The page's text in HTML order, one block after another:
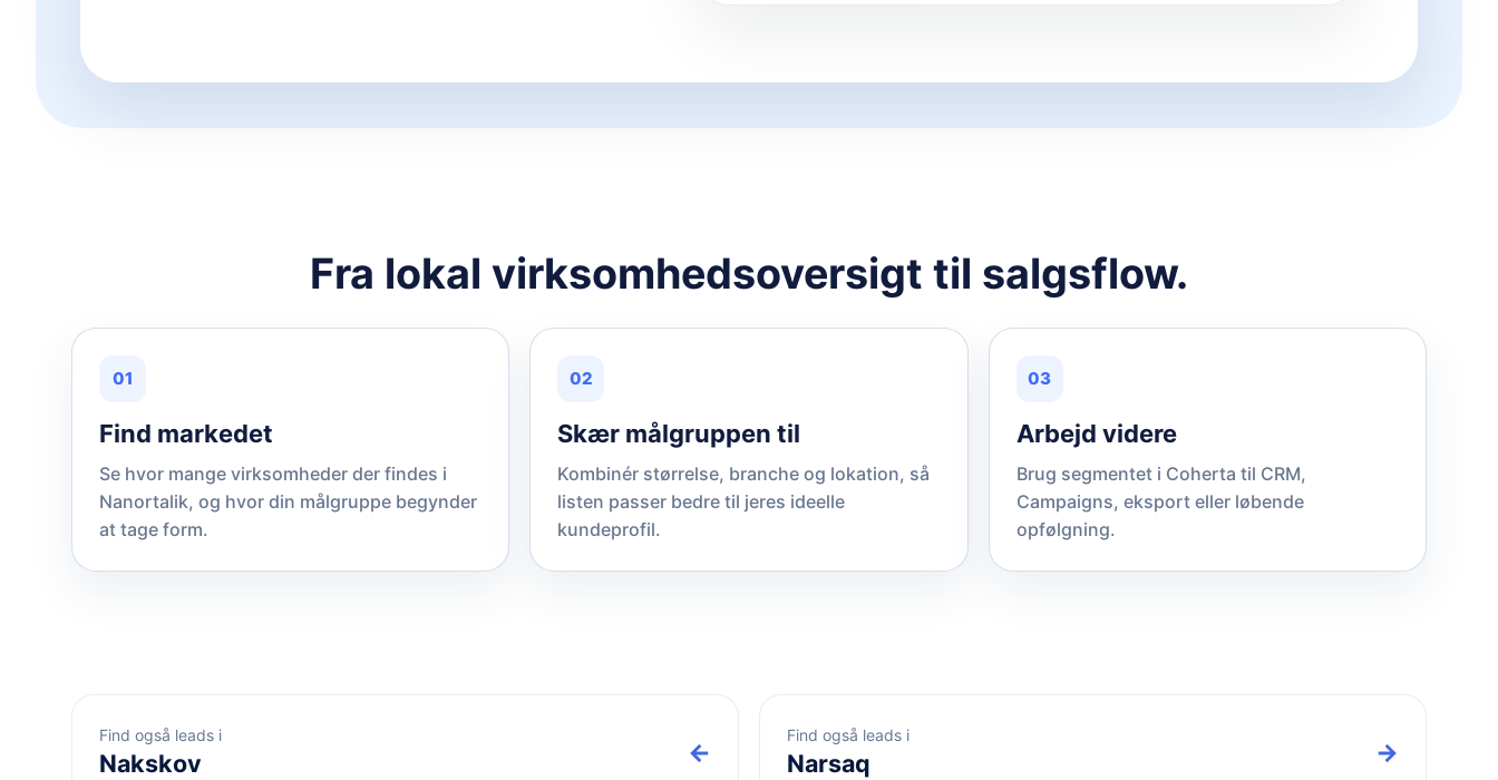
Fra lokal virksomhedsoversigt til salgsflow.
01
Find markedet
Se hvor mange virksomheder der findes i
Nanortalik, og hvor din målgruppe begynder
at tage form.
02
Skær målgruppen til
Kombinér størrelse, branche og lokation, så
listen passer bedre til jeres ideelle
kundeprofil.
03
Arbejd videre
Brug segmentet i Coherta til CRM,
Campaigns, eksport eller løbende
opfølgning.
Find også leads i
Nakskov ←
Find også leads i
Narsaq →